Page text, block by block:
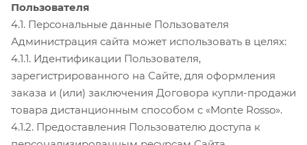
Пользователя
4.1. Персональные данные Пользователя
Администрация сайта может использовать в целях:
4.1.1. Идентификации Пользователя,
зарегистрированного на Сайте, для оформления
заказа и (или) заключения Договора купли-продажи
товара дистанционным способом с «Monte Rosso».
4.1.2. Предоставления Пользователю доступа к